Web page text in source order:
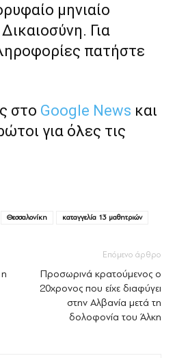
μηνιαίο
Για
πατήστε
στο Google News και
για όλες τις
Θεσσαλονίκη καταγγελία 13 μαθητριών
Επόμενο άρθρο
Προσωρινά κρατούμενος ο
20χρονος που είχε διαφύγει
στην Αλβανία μετά τη
δολοφονία του Άλκη